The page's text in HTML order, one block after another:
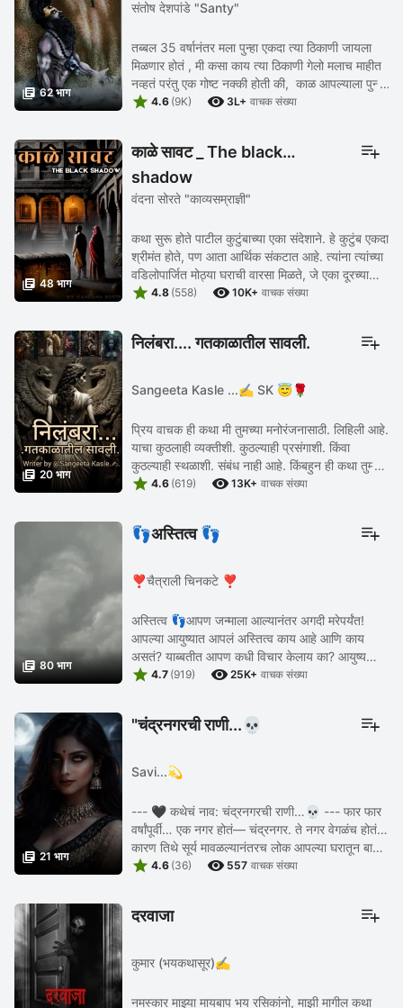
 62 भाग
संतोष देशपांडे "Santy"
तब्बल 35 वर्षानंतर मला पुन्हा एकदा त्या ठिकाणी जायला
मिळणार होतं , मी कसा काय त्या ठिकाणी गेलो मलाच माहीत
नव्हतं परंतु एक गोष्ट नक्की होती की, काळ आपल्याला पुन्हा
एकदा गोल चक्रामध्ये फिरवून ...
 4.6 (9K)  3L+ वाचक संख्या
 48 भाग
काळे सावट _ The black
shadow
वंदना सोरते "काव्यसम्राज्ञी"
कथा सुरू होते पाटील कुटुंबाच्या एका संदेशाने. हे कुटुंब एकदा
श्रीमंत होते, पण आता आर्थिक संकटात आहे. त्यांना त्यांच्या
वडिलोपार्जित मोठ्या घराची वारसा मिळते, जे एका दूरच्या
गावात आहे. त्यांचे ...
 4.8 (558)  10K+ वाचक संख्या
 20 भाग
निलंबरा.... गतकाळातील सावली.
Sangeeta Kasle ...✍️ SK 😇🌹
प्रिय वाचक ही कथा मी तुमच्या मनोरंजनासाठी. लिहिली आहे.
याचा कुठलाही व्यक्तीशी. कुठल्याही प्रसंगाशी. किंवा
कुठल्याही स्थळाशी. संबंध नाही आहे. किंबहुन ही कथा तुम्ही
मनोरंजनाप्रमाणे घ्यावी बस एवढीच ...
 4.6 (619)  13K+ वाचक संख्या
 80 भाग
👣अस्तित्व 👣
❣️चैत्राली चिनकटे ❣️
अस्तित्व 👣आपण जन्माला आल्यानंतर अगदी मरेपर्यंत!
आपल्या आयुष्यात आपलं अस्तित्व काय आहे आणि काय
असतं? याब्बतीत आपण कधी विचार केलाय का? आयुष्य
मस्त एन्जॉय करायला पण फक्त पैसा उपयोगाचा नसतो तर
 4.7 (919)  25K+ वाचक संख्या
 21 भाग
"चंद्रनगरची राणी...💀
Savi...💫
--- 🖤 कथेचं नाव: चंद्रनगरची राणी…💀 --- फार फार
वर्षांपूर्वी… एक नगर होतं— चंद्रनगर. ते नगर वेगळंच होतं…
कारण तिथे सूर्य मावळल्यानंतरच लोक आपल्या घरातून बाहेर
पडायचे… आणि चंद्र उगवल्यावर— सगळं ...
 4.6 (36)  557 वाचक संख्या
दरवाजा
कुमार (भयकथासूर)✍️
नमस्कार माझ्या मायबाप भय रसिकांनो, माझी मागील कथा